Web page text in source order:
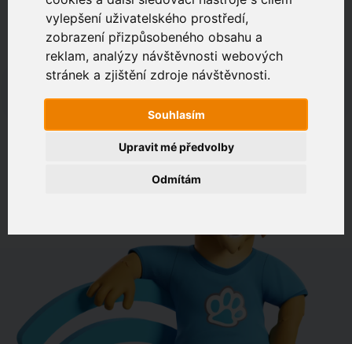
vylepšení uživatelského prostředí,
zobrazení přizpůsobeného obsahu a
reklam, analýzy návštěvnosti webových
stránek a zjištění zdroje návštěvnosti.
Souhlasím
Odmítám
Upravit mé předvolby
Zákaznický portál
Jak rychlé je připojení na vaší adrese?